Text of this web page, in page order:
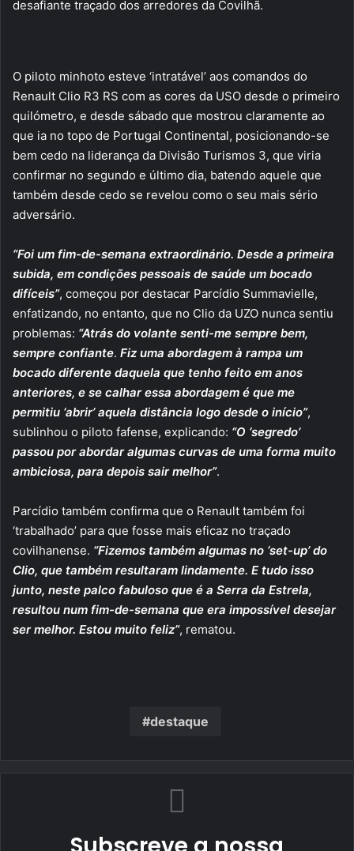
desafiante traçado dos arredores da Covilhã.
O piloto minhoto esteve ‘intratável’ aos comandos do
Renault Clio R3 RS com as cores da USO desde o primeiro
quilómetro, e desde sábado que mostrou claramente ao
que ia no topo de Portugal Continental, posicionando-se
bem cedo na liderança da Divisão Turismos 3, que viria
confirmar no segundo e último dia, batendo aquele que
também desde cedo se revelou como o seu mais sério
adversário.
“Foi um fim-de-semana extraordinário. Desde a primeira
subida, em condições pessoais de saúde um bocado
difíceis”, começou por destacar Parcídio Summavielle,
enfatizando, no entanto, que no Clio da UZO nunca sentiu
problemas: “Atrás do volante senti-me sempre bem,
sempre confiante. Fiz uma abordagem à rampa um
bocado diferente daquela que tenho feito em anos
anteriores, e se calhar essa abordagem é que me
permitiu ‘abrir’ aquela distância logo desde o início”,
sublinhou o piloto fafense, explicando: “O ‘segredo’
passou por abordar algumas curvas de uma forma muito
ambiciosa, para depois sair melhor”.
Parcídio também confirma que o Renault também foi
‘trabalhado’ para que fosse mais eficaz no traçado
covilhanense. “Fizemos também algumas no ‘set-up’ do
Clio, que também resultaram lindamente. E tudo isso
junto, neste palco fabuloso que é a Serra da Estrela,
resultou num fim-de-semana que era impossível desejar
ser melhor. Estou muito feliz”, rematou.
destaque